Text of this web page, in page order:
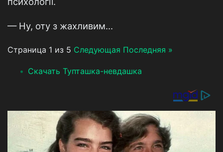
— Ну, оту з жахливим...
Страница 1 из 5 Следующая Последняя »
Скачать Тупташка-невдашка